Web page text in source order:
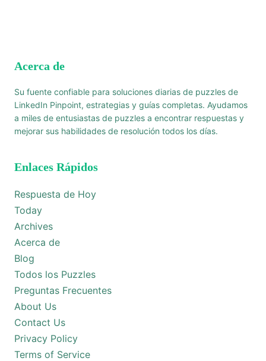
Acerca de
Su fuente confiable para soluciones diarias de puzzles de
LinkedIn Pinpoint, estrategias y guías completas. Ayudamos
a miles de entusiastas de puzzles a encontrar respuestas y
mejorar sus habilidades de resolución todos los días.
Enlaces Rápidos
Respuesta de Hoy
Today
Archives
Acerca de
Blog
Todos los Puzzles
Preguntas Frecuentes
About Us
Contact Us
Privacy Policy
Terms of Service